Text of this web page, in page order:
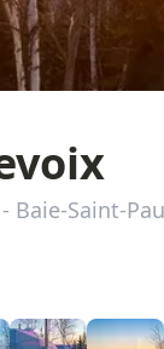
- Baie-Saint-